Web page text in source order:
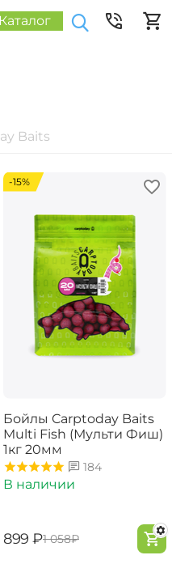
Каталог
Baits
-15%
Бойлы Carptoday Baits
Multi Fish (Мульти Фиш)
1кг 20мм
184
В наличии
‍899‍ ₽‍1 058‍₽